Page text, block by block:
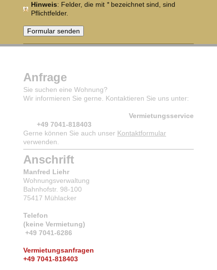
Hinweis : Felder, die mit *bezeichnet sind, sind
Pflichtfelder.
Anfrage
Sie suchen eine Wohnung?
Wir informieren Sie gerne. Kontaktieren Sie uns unter:
Vermietungsservice
+49 7041-818403
Gerne können Sie auch unser Kontaktformular
verwenden.
Anschrift
Manfred Liehr
Wohnungsverwaltung
Bahnhofstr. 98-100
75417 Mühlacker
Telefon
(keine Vermietung)
+49 7041-6286
Vermietungsanfragen
+49 7041-818403